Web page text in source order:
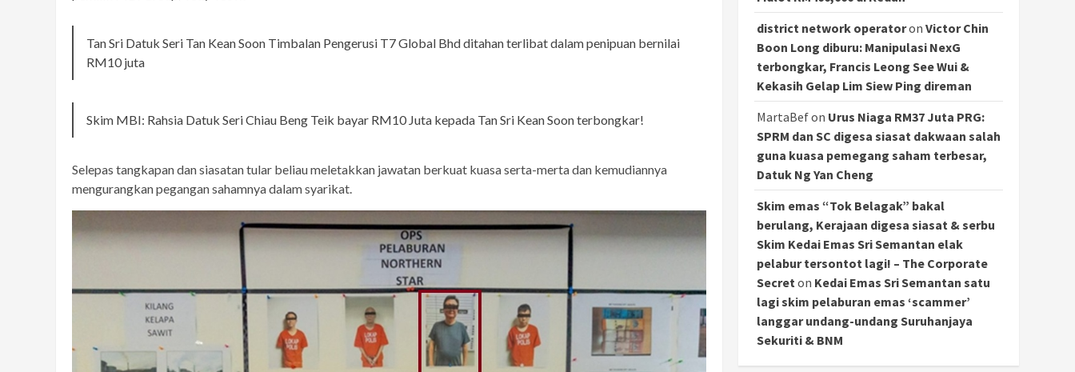
Tan Sri Datuk Seri Tan Kean Soon Timbalan Pengerusi T7 Global Bhd ditahan terlibat dalam penipuan bernilai
RM10 juta
Skim MBI: Rahsia Datuk Seri Chiau Beng Teik bayar RM10 Juta kepada Tan Sri Kean Soon terbongkar!
Selepas tangkapan dan siasatan tular beliau meletakkan jawatan berkuat kuasa serta-merta dan kemudiannya
mengurangkan pegangan sahamnya dalam syarikat.
district network operatoron Victor Chin
Boon Long diburu: Manipulasi NexG
terbongkar, Francis Leong See Wui &
Kekasih Gelap Lim Siew Ping direman
MartaBefon Urus Niaga RM37 Juta PRG:
SPRM dan SC digesa siasat dakwaan salah
guna kuasa pemegang saham terbesar,
Datuk Ng Yan Cheng
Skim emas “Tok Belagak” bakal
berulang, Kerajaan digesa siasat & serbu
Skim Kedai Emas Sri Semantan elak
pelabur tersontot lagi! – The Corporate
Secret on Kedai Emas Sri Semantan satu
lagi skim pelaburan emas ‘scammer’
langgar undang-undang Suruhanjaya
Sekuriti & BNM